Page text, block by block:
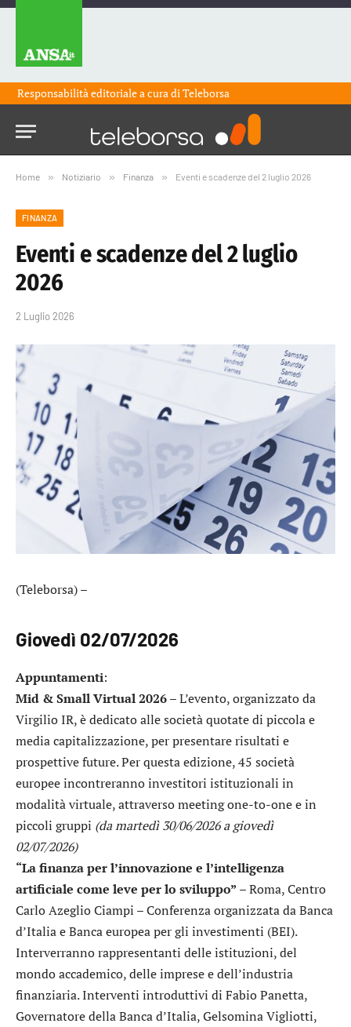
Responsabilità editoriale a cura diTeleborsa
Home » Notiziario » Finanza » Eventi e scadenze del 2 luglio 2026
FINANZA
Eventi e scadenze del 2 luglio
2026
2 Luglio 2026
(Teleborsa) –
Giovedì 02/07/2026
Appuntamenti:
Mid & Small Virtual 2026– L’evento, organizzato da
Virgilio IR, è dedicato alle società quotate di piccola e
media capitalizzazione, per presentare risultati e
prospettive future. Per questa edizione, 45 società
europee incontreranno investitori istituzionali in
modalità virtuale, attraverso meeting one-to-one e in
piccoli gruppi (da martedì 30/06/2026 a giovedì
02/07/2026)
“La finanza per l’innovazione e l’intelligenza
artificiale come leve per lo sviluppo” – Roma, Centro
Carlo Azeglio Ciampi – Conferenza organizzata da Banca
d’Italia e Banca europea per gli investimenti (BEI).
Interverranno rappresentanti delle istituzioni, del
mondo accademico, delle imprese e dell’industria
finanziaria. Interventi introduttivi di Fabio Panetta,
Governatore della Banca d’Italia, Gelsomina Vigliotti,